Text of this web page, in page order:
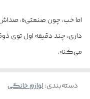
اما خب، چون صنعتی‌ه،
داری، چند دقیقه اول توی
می‌کنه.
دسته‌بندی:لوازم خانگی